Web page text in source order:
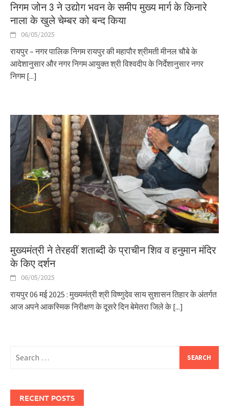
निगम जोन 3 ने उद्योग भवन के समीप मुख्य मार्ग के किनारे
नाला के खुले चेम्बर को बन्द किया
06/05/2025
रायपुर – नगर पालिक निगम रायपुर की महापौर श्रीमती मीनल चौबे के
आदेशानुसार और नगर निगम आयुक्त श्री विश्वदीप के निर्देशानुसार नगर
निगम[...]
मुख्यमंत्री ने तेरहवीं शताब्दी के प्राचीन शिव व हनुमान मंदिर
के किए दर्शन
06/05/2025
रायपुर 06 मई 2025 : मुख्यमंत्री श्री विष्णुदेव साय सुशासन तिहार के अंतर्गत
आज अपने आकस्मिक निरीक्षण के दूसरे दिन बेमेतरा जिले के [...]
for:
RECENT POSTS